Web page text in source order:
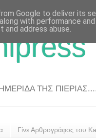
ΤΗΣ
Γίνε Αρθρογράφος του
Google to deliver its
with performance
address abuse.